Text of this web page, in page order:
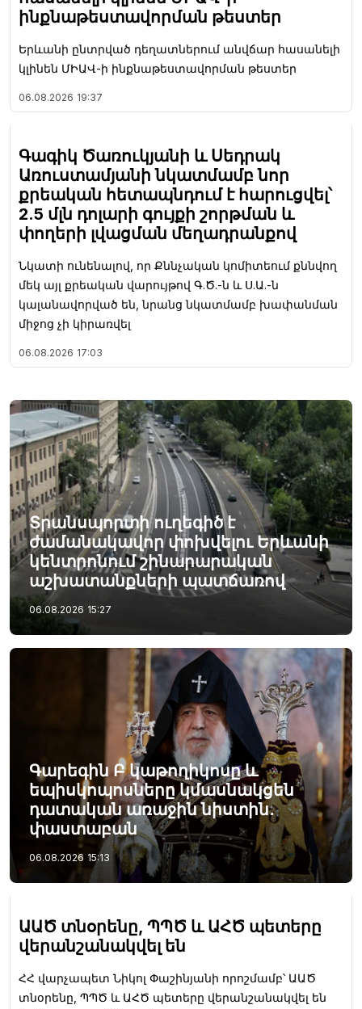
ինքնաթեստավորման թեստեր
Երևանի ընտրված դեղատներում անվճար հասանելի
կլինեն ՄԻԱՎ-ի ինքնաթեստավորման թեստեր
06.08.2026 19:37
Գագիկ Ծառուկյանի և Սեդրակ
Առուստամյանի նկատմամբ նոր
քրեական հետապնդում է հարուցվել՝
2.5 մլն դոլարի գույքի շորթման և
փողերի լվացման մեղադրանքով
Նկատի ունենալով, որ Քննչական կոմիտեում քննվող
մեկ այլ քրեական վարույթով Գ.Ծ.-ն և Ս.Ա.-ն
կալանավորված են, նրանց նկատմամբ խափանման
միջոց չի կիրառվել
06.08.2026 17:03
Տրանսպորտի ուղեգիծ է
ժամանակավոր փոխվելու Երևանի
կենտրոնում շինարարական
աշխատանքների պատճառով
06.08.2026 15:27
Գարեգին Բ կաթողիկոսը և
եպիսկոպոսները կմասնակցեն
դատական առաջին նիստին․
փաստաբան
06.08.2026 15:13
ԱԱԾ տնօրենը, ՊՊԾ և ԱՀԾ պետերը
վերանշանակվել են
ՀՀ վարչապետ Նիկոլ Փաշինյանի որոշմամբ՝ ԱԱԾ
տնօրենը, ՊՊԾ և ԱՀԾ պետերը վերանշանակվել են